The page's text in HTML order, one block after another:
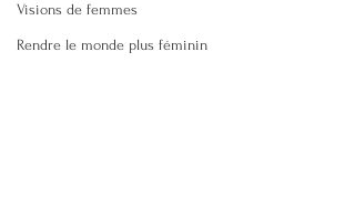
Visions de femmes
Rendre le monde plus féminin